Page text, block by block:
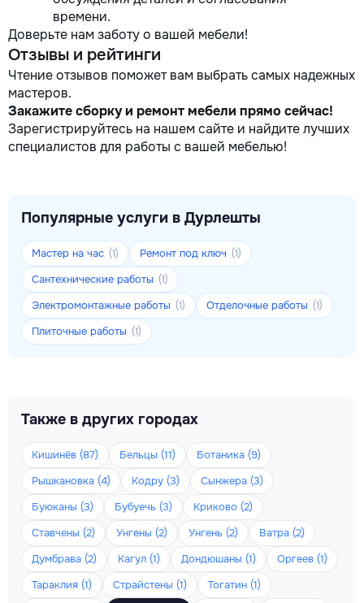
времени.
Доверьте нам заботу о вашей мебели!
Отзывы и рейтинги
Чтение отзывов поможет вам выбрать самых надежных
мастеров.
Закажите сборку и ремонт мебели прямо сейчас!
Зарегистрируйтесь на нашем сайте и найдите лучших
специалистов для работы с вашей мебелью!
Популярные услуги в Дурлешты
Мастер на час (1) Ремонт под ключ (1)
Сантехнические работы (1)
Электромонтажные работы (1) Отделочные работы (1)
Плиточные работы (1)
Также в других городах
Кишинёв (87) Бельцы (11)
Ботаника (9)
Рышкановка (4)
Кодру (3)
Сынжера (3)
Буюканы (3)
Бубуечь (3)
Криково (2)
Ставчены (2)
Унгены (2) Унгень (2)
Ватра (2)
Думбрава (2)
Кагул (1) Дондюшаны (1)
Оргеев (1)
Тараклия (1)
Страйстены (1)
Тогатин (1)